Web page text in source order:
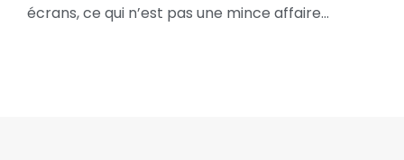
écrans, ce qui n’est pas une mince affaire…